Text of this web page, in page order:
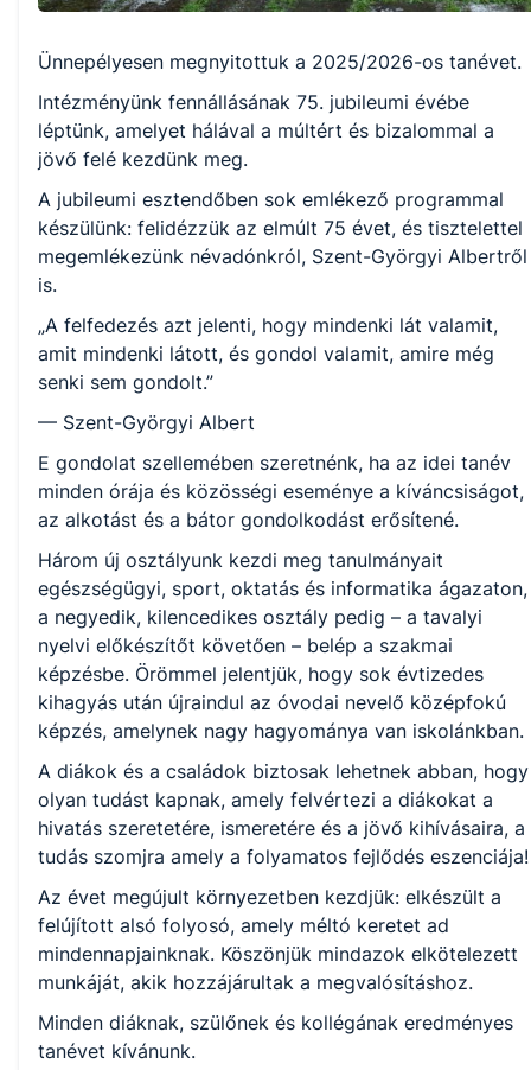
Ünnepélyesen megnyitottuk a 2025/2026-os tanévet.
Intézményünk fennállásának 75. jubileumi évébe
léptünk, amelyet hálával a múltért és bizalommal a
jövő felé kezdünk meg.
A jubileumi esztendőben sok emlékező programmal
készülünk: felidézzük az elmúlt 75 évet, és tisztelettel
megemlékezünk névadónkról, Szent-Györgyi Albertről
is.
„A felfedezés azt jelenti, hogy mindenki lát valamit,
amit mindenki látott, és gondol valamit, amire még
senki sem gondolt.”
— Szent-Györgyi Albert
E gondolat szellemében szeretnénk, ha az idei tanév
minden órája és közösségi eseménye a kíváncsiságot,
az alkotást és a bátor gondolkodást erősítené.
Három új osztályunk kezdi meg tanulmányait
egészségügyi, sport, oktatás és informatika ágazaton,
a negyedik, kilencedikes osztály pedig – a tavalyi
nyelvi előkészítőt követően – belép a szakmai
képzésbe. Örömmel jelentjük, hogy sok évtizedes
kihagyás után újraindul az óvodai nevelő középfokú
képzés, amelynek nagy hagyománya van iskolánkban.
A diákok és a családok biztosak lehetnek abban, hogy
olyan tudást kapnak, amely felvértezi a diákokat a
hivatás szeretetére, ismeretére és a jövő kihívásaira, a
tudás szomjra amely a folyamatos fejlődés eszenciája!
Az évet megújult környezetben kezdjük: elkészült a
felújított alsó folyosó, amely méltó keretet ad
mindennapjainknak. Köszönjük mindazok elkötelezett
munkáját, akik hozzájárultak a megvalósításhoz.
Minden diáknak, szülőnek és kollégának eredményes
tanévet kívánunk.